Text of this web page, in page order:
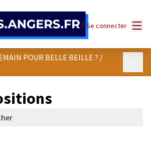
Se connecter
POUR BELLE BEILLE ? /